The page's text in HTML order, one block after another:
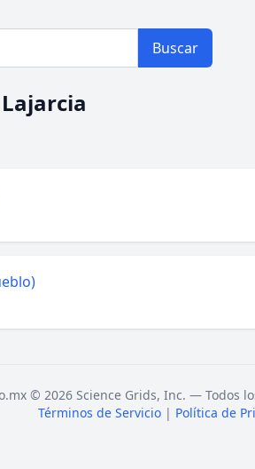
Buscar
© 2026 Science Grids, Inc. — Todos
Términos de Servicio | Política de